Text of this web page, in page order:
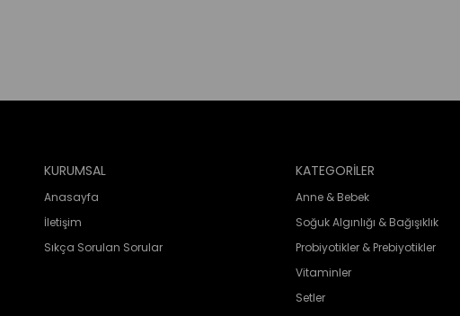
KURUMSAL
Anasayfa
İletişim
Sıkça Sorulan Sorular
KATEGORİLER
Anne & Bebek
Soğuk Algınlığı & Bağışıklık
Probiyotikler & Prebiyotikler
Vitaminler
Setler